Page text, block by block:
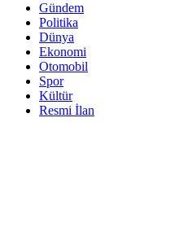
Gündem
Politika
Dünya
Ekonomi
Otomobil
Spor
Kültür
Resmi İlan